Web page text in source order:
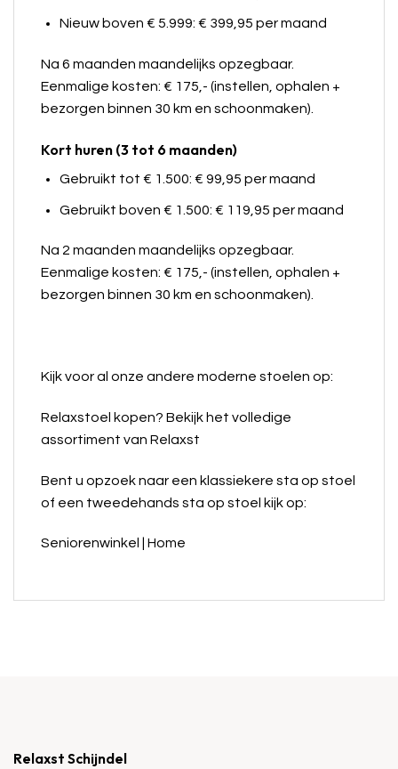
Nieuw boven € 5.999: € 399,95 per maand
Na 6 maanden maandelijks opzegbaar.
Eenmalige kosten: € 175,- (instellen, ophalen +
bezorgen binnen 30 km en schoonmaken).
Kort huren (3 tot 6 maanden)
Gebruikt tot € 1.500: € 99,95 per maand
Gebruikt boven € 1.500: € 119,95 per maand
Na 2 maanden maandelijks opzegbaar.
Eenmalige kosten: € 175,- (instellen, ophalen +
bezorgen binnen 30 km en schoonmaken).
Kijk voor al onze andere moderne stoelen op:
Relaxstoel kopen? Bekijk het volledige
assortiment van Relaxst
Bent u opzoek naar een klassiekere sta op stoel
of een tweedehands sta op stoel kijk op:
Seniorenwinkel | Home
Relaxst Schijndel